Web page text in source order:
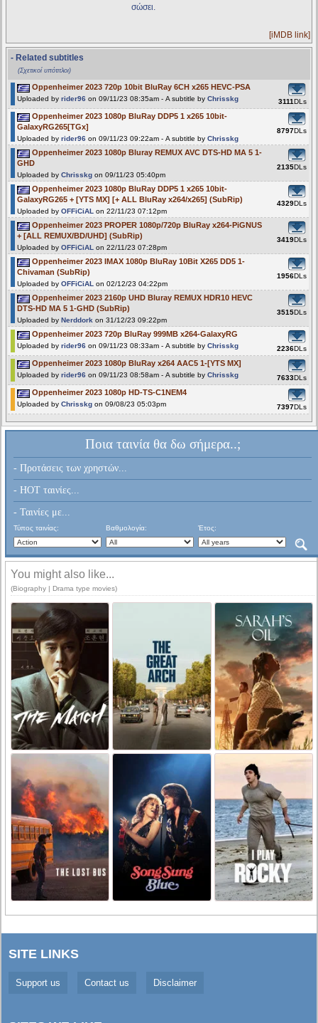
σώσει.
[iMDB link]
- Related subtitles
(Σχετικοί υπότιτλοι)
Oppenheimer 2023 720p 10bit BluRay 6CH x265 HEVC-PSA
Uploaded by rider96 on 09/11/23 08:35am - A subtitle by Chrisskg 3111DLs
Oppenheimer 2023 1080p BluRay DDP5 1 x265 10bit-
GalaxyRG265[TGx]
Uploaded by rider96 on 09/11/23 09:22am - A subtitle by Chrisskg
8797DLs
Oppenheimer 2023 1080p Bluray REMUX AVC DTS-HD MA 5 1-
GHD
Uploaded by Chrisskg on 09/11/23 05:40pm
2135DLs
Oppenheimer 2023 1080p BluRay DDP5 1 x265 10bit-
GalaxyRG265 + [YTS MX] [+ ALL BluRay x264/x265] (SubRip)
Uploaded by OFFiCiAL on 22/11/23 07:12pm
4329DLs
Oppenheimer 2023 PROPER 1080p/720p BluRay x264-PiGNUS
+ [ALL REMUX/BD/UHD] (SubRip)
Uploaded by OFFiCiAL on 22/11/23 07:28pm
3419DLs
Oppenheimer 2023 IMAX 1080p BluRay 10Bit X265 DD5 1-
Chivaman (SubRip)
Uploaded by OFFiCiAL on 02/12/23 04:22pm
1956DLs
Oppenheimer 2023 2160p UHD Bluray REMUX HDR10 HEVC
DTS-HD MA 5 1-GHD (SubRip)
Uploaded by Nerddork on 31/12/23 09:22pm
3515DLs
Oppenheimer 2023 720p BluRay 999MB x264-GalaxyRG
Uploaded by rider96 on 09/11/23 08:33am - A subtitle by Chrisskg 2236DLs
Oppenheimer 2023 1080p BluRay x264 AAC5 1-[YTS MX]
Uploaded by rider96 on 09/11/23 08:58am - A subtitle by Chrisskg 7633DLs
Oppenheimer 2023 1080p HD-TS-C1NEM4
Uploaded by Chrisskg on 09/08/23 05:03pm 7397DLs
Ποια ταινία θα δω σήμερα..;
- Προτάσεις των χρηστών...
- HOT ταινίες...
- Ταινίες με...
Τύπος ταινίας: Βαθμολογία: Έτος:
You might also like...
(Biography | Drama type movies)
SITE LINKS
Support us Contact us Disclaimer